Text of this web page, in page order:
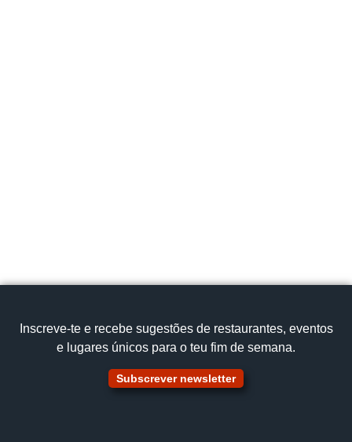
Inscreve‑te e recebe sugestões de restaurantes, eventos
e lugares únicos para o teu fim de semana.
Subscrever newsletter